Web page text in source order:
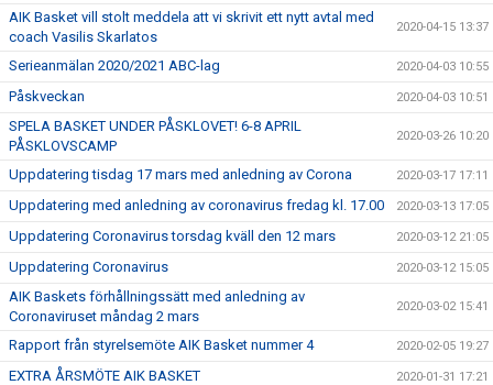
AIK Basket vill stolt meddela att vi skrivit ett nytt avtal med
coach Vasilis Skarlatos
2020-04-15 13:37
Serieanmälan 2020/2021 ABC-lag 2020-04-03 10:55
Påskveckan 2020-04-03 10:51
SPELA BASKET UNDER PÅSKLOVET! 6-8 APRIL
PÅSKLOVSCAMP
2020-03-26 10:20
Uppdatering tisdag 17 mars med anledning av Corona 2020-03-17 17:11
Uppdatering med anledning av coronavirus fredag kl. 17.00 2020-03-13 17:05
Uppdatering Coronavirus torsdag kväll den 12 mars 2020-03-12 21:05
Uppdatering Coronavirus 2020-03-12 15:05
AIK Baskets förhållningssätt med anledning av
Coronaviruset måndag 2 mars
2020-03-02 15:41
Rapport från styrelsemöte AIK Basket nummer 4 2020-02-05 19:27
EXTRA ÅRSMÖTE AIK BASKET 2020-01-31 17:21